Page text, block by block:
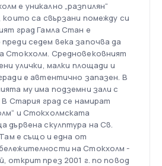
е уникално „разпилян“
които са свързани помежду си
град Гамла Стан е
седем века започва да
Стокхолм. Средновековният
улички, малки площади и
е автентично запазен. В
му има подземни зали с
В Стария град се намират
и Стокхолмската
дървена скулптура на Св.
е също и една от
на Стокхолм -
открит през 2001 г. по повод